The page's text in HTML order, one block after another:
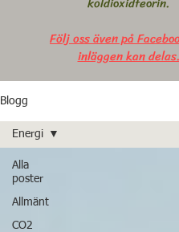
Följ oss även på
inläggen kan
Blogg
Alla
poster
Allmänt
CO2
Energi